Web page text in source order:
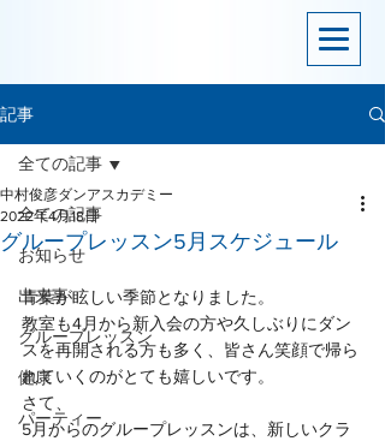
記事
全ての記事
お知らせ
出来事
グループレッスン
健康
パーティー
全ての記事
グループレッスン5月スケジュール
中村俊彦ダンアスカデミー
2022年4月18日
青葉が眩しい季節となりました。
教室も4月から新入会の方や久しぶりにダン
スを再開される方も多く、皆さん笑顔で帰ら
れていくのがとても嬉しいです。
さて、
5月からのグループレッスンは、新しいクラ